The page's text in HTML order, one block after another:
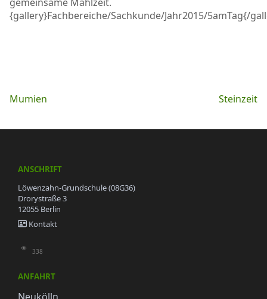
{gallery}Fachbereiche/Sachkunde/Jahr2015/5amTag{/
Beitragsnavigation
Mumien Steinzeit
ANSCHRIFT
Löwenzahn-Grundschule (08G36)
Drorystraße 3
12055 Berlin
Kontakt
338
ANFAHRT